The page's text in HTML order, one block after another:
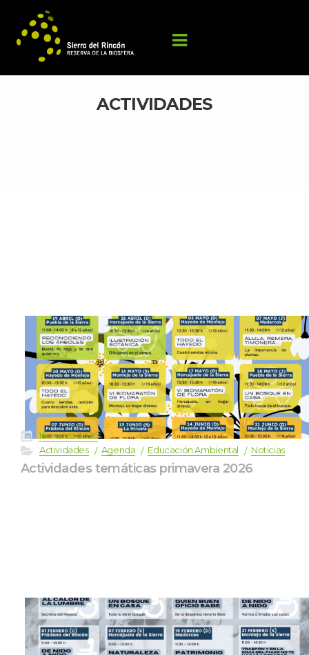
ACTIVIDADES
16 marzo 2026
Actividade Agenda Educación Ambiental Noticia
Actividades temáticas primavera 2026